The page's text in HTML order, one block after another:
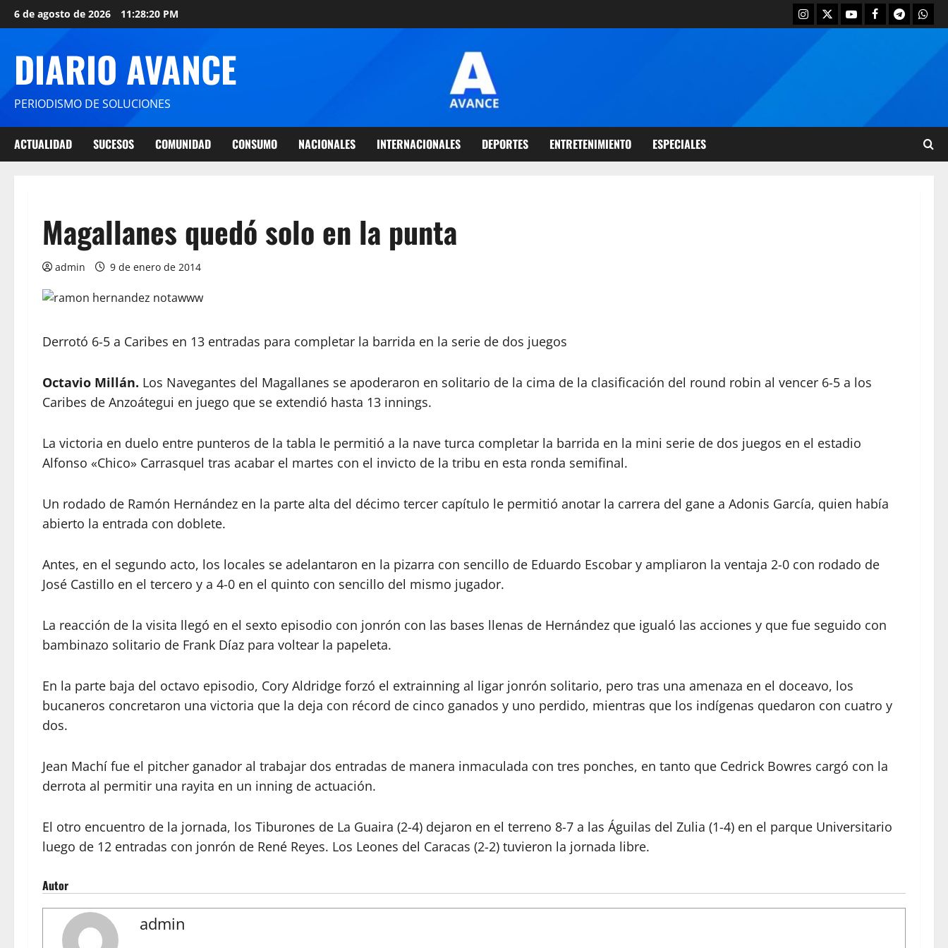
6 de agosto de 2026 11:28:20 PM
DIARIO AVANCE
PERIODISMO DE SOLUCIONES
ACTUALIDAD SUCESOS COMUNIDAD CONSUMO NACIONALES INTERNACIONALES DEPORTES ENTRETENIMIENTO ESPECIALES
Magallanes quedó solo en la punta
admin 9 de enero de 2014
Derrotó 6-5 a Caribes en 13 entradas para completar la barrida en la serie de dos juegos
Octavio Millán. Los Navegantes del Magallanes se apoderaron en solitario de la cima de la clasificación del round robin al vencer 6-5 a los
Caribes de Anzoátegui en juego que se extendió hasta 13 innings.
La victoria en duelo entre punteros de la tabla le permitió a la nave turca completar la barrida en la mini serie de dos juegos en el estadio
Alfonso «Chico» Carrasquel tras acabar el martes con el invicto de la tribu en esta ronda semifinal.
Un rodado de Ramón Hernández en la parte alta del décimo tercer capítulo le permitió anotar la carrera del gane a Adonis García, quien había
abierto la entrada con doblete.
Antes, en el segundo acto, los locales se adelantaron en la pizarra con sencillo de Eduardo Escobar y ampliaron la ventaja 2-0 con rodado de
José Castillo en el tercero y a 4-0 en el quinto con sencillo del mismo jugador.
La reacción de la visita llegó en el sexto episodio con jonrón con las bases llenas de Hernández que igualó las acciones y que fue seguido con
bambinazo solitario de Frank Díaz para voltear la papeleta.
En la parte baja del octavo episodio, Cory Aldridge forzó el extrainning al ligar jonrón solitario, pero tras una amenaza en el doceavo, los
bucaneros concretaron una victoria que la deja con récord de cinco ganados y uno perdido, mientras que los indígenas quedaron con cuatro y
dos.
Jean Machí fue el pitcher ganador al trabajar dos entradas de manera inmaculada con tres ponches, en tanto que Cedrick Bowres cargó con la
derrota al permitir una rayita en un inning de actuación.
El otro encuentro de la jornada, los Tiburones de La Guaira (2-4) dejaron en el terreno 8-7 a las Águilas del Zulia (1-4) en el parque Universitario
luego de 12 entradas con jonrón de René Reyes. Los Leones del Caracas (2-2) tuvieron la jornada libre.
Autor
admin